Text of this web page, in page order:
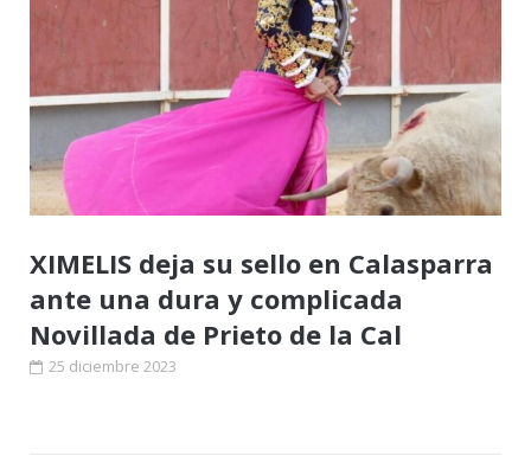
XIMELIS deja su sello en Calasparra
ante una dura y complicada
Novillada de Prieto de la Cal
25 diciembre 2023